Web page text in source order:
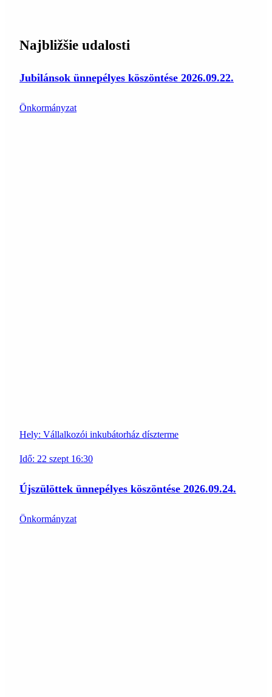
Najbližšie udalosti
Jubilánsok ünnepélyes köszöntése 2026.09.22.
Önkormányzat
Hely: Vállalkozói inkubátorház díszterme
Idő: 22 szept 16:30
Újszülöttek ünnepélyes köszöntése 2026.09.24.
Önkormányzat